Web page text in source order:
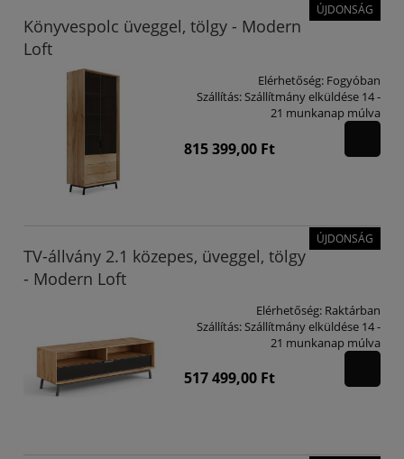
Könyvespolc üveggel, tölgy - Modern
Loft
Elérhetőség: Fogyóban
Szállítás:Szállítmány elküldése 14 -
21 munkanap múlva
815 399,00 Ft
ÚJDONSÁG
TV-állvány 2.1 közepes, üveggel, tölgy
- Modern Loft
Elérhetőség: Raktárban
Szállítás:Szállítmány elküldése 14 -
21 munkanap múlva
517 499,00 Ft
ÚJDONSÁG